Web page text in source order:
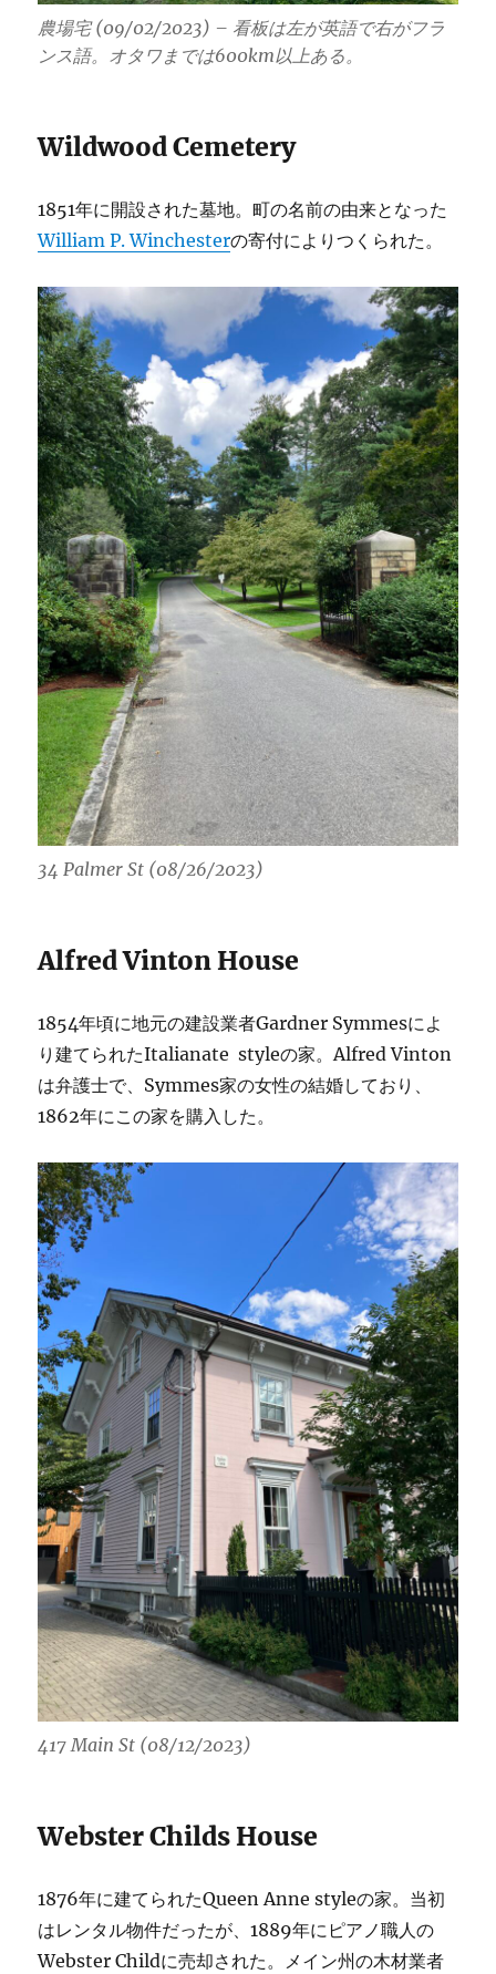
農場宅 (09/02/2023) – 看板は左が英語で右がフラ
ンス語。オタワまでは600km以上ある。
Wildwood Cemetery
1851年に開設された墓地。町の名前の由来となった
William P. Winchesterの寄付によりつくられた。
34 Palmer St (08/26/2023)
Alfred Vinton House
1854年頃に地元の建設業者Gardner Symmesによ
り建てられたItalianate styleの家。Alfred Vinton
は弁護士で、Symmes家の女性の結婚しており、
1862年にこの家を購入した。
417 Main St (08/12/2023)
Webster Childs House
1876年に建てられたQueen Anne styleの家。当初
はレンタル物件だったが、1889年にピアノ職人の
Webster Childに売却された。メイン州の木材業者